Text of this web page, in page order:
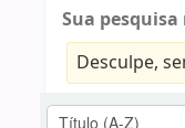
Sua
Desculpe,